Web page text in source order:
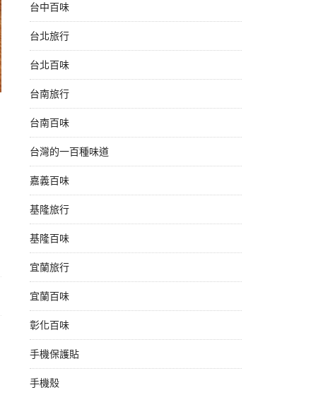
台中百味
台北旅行
台北百味
台南旅行
台南百味
台灣的一百種味道
嘉義百味
基隆旅行
基隆百味
宜蘭旅行
宜蘭百味
彰化百味
手機保護貼
手機殼